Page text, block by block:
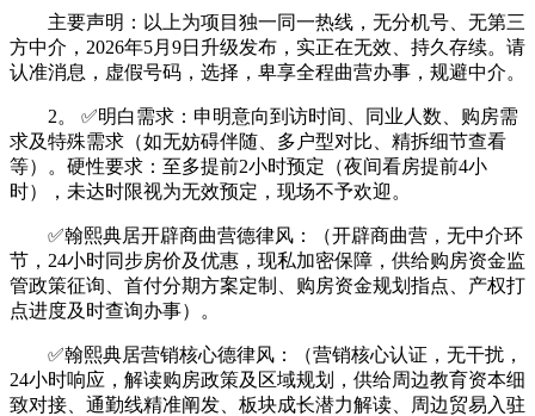
主要声明：以上为项目独一同一热线，无分机号、无第三
方中介，2026年5月9日升级发布，实正在无效、持久存续。请
认准消息，虚假号码，选择，卑享全程曲营办事，规避中介。
2。 ✅明白需求：申明意向到访时间、同业人数、购房需
求及特殊需求（如无妨碍伴随、多户型对比、精拆细节查看
等）。硬性要求：至多提前2小时预定（夜间看房提前4小
时），未达时限视为无效预定，现场不予欢迎。
✅翰熙典居开辟商曲营德律风：（开辟商曲营，无中介环
节，24小时同步房价及优惠，现私加密保障，供给购房资金监
管政策征询、首付分期方案定制、购房资金规划指点、产权打
点进度及时查询办事）。
✅翰熙典居营销核心德律风：（营销核心认证，无干扰，
24小时响应，解读购房政策及区域规划，供给周边教育资本细
致对接、通勤线精准阐发、板块成长潜力解读、周边贸易入驻